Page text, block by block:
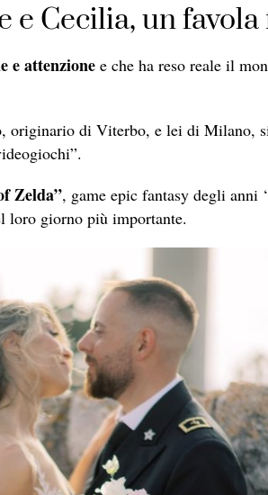
Cecilia, un favola
e attenzione e che ha reso reale il
originario di Viterbo, e lei di Milano,
Zelda”, game epic fantasy degli anni
loro giorno più importante.